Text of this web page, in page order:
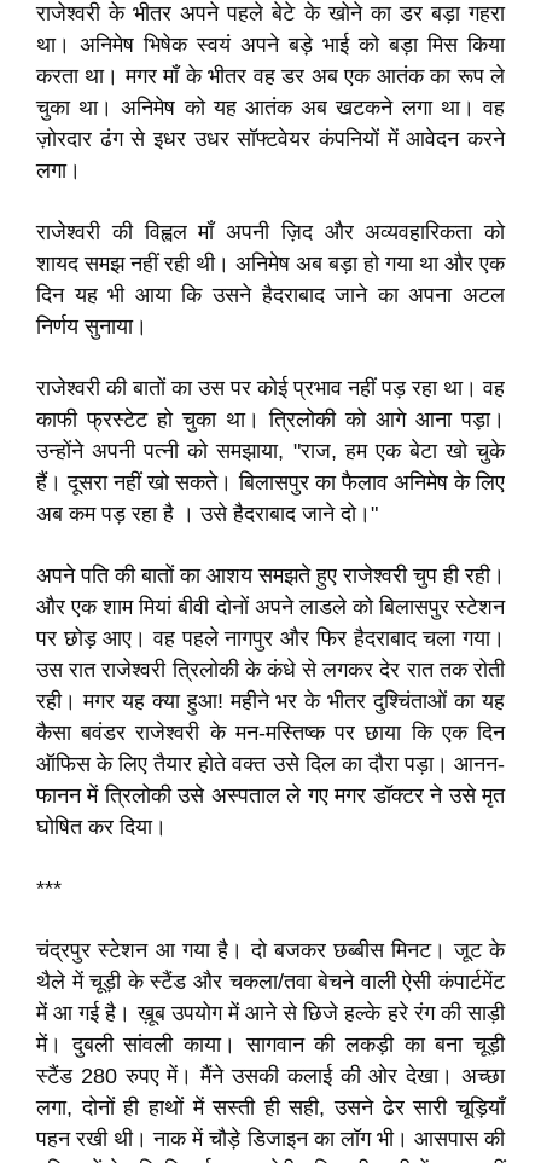
राजेश्वरी के भीतर अपने पहले बेटे के खोने का डर बड़ा गहरा
था। अनिमेष भिषेक स्वयं अपने बड़े भाई को बड़ा मिस किया
करता था। मगर माँ के भीतर वह डर अब एक आतंक का रूप ले
चुका था। अनिमेष को यह आतंक अब खटकने लगा था। वह
ज़ोरदार ढंग से इधर उधर सॉफ्टवेयर कंपनियों में आवेदन करने
लगा।
राजेश्वरी की विह्वल माँ अपनी ज़िद और अव्यवहारिकता को
शायद समझ नहीं रही थी। अनिमेष अब बड़ा हो गया था और एक
दिन यह भी आया कि उसने हैदराबाद जाने का अपना अटल
निर्णय सुनाया।
राजेश्वरी की बातों का उस पर कोई प्रभाव नहीं पड़ रहा था। वह
काफी फ्रस्टेट हो चुका था। त्रिलोकी को आगे आना पड़ा।
उन्होंने अपनी पत्नी को समझाया, "राज, हम एक बेटा खो चुके
हैं। दूसरा नहीं खो सकते। बिलासपुर का फैलाव अनिमेष के लिए
अब कम पड़ रहा है । उसे हैदराबाद जाने दो।"
अपने पति की बातों का आशय समझते हुए राजेश्वरी चुप ही रही।
और एक शाम मियां बीवी दोनों अपने लाडले को बिलासपुर स्टेशन
पर छोड़ आए। वह पहले नागपुर और फिर हैदराबाद चला गया।
उस रात राजेश्वरी त्रिलोकी के कंधे से लगकर देर रात तक रोती
रही। मगर यह क्या हुआ! महीने भर के भीतर दुश्चिंताओं का यह
कैसा बवंडर राजेश्वरी के मन-मस्तिष्क पर छाया कि एक दिन
ऑफिस के लिए तैयार होते वक्त उसे दिल का दौरा पड़ा। आनन-
फानन में त्रिलोकी उसे अस्पताल ले गए मगर डॉक्टर ने उसे मृत
घोषित कर दिया।
***
चंद्रपुर स्टेशन आ गया है। दो बजकर छब्बीस मिनट। जूट के
थैले में चूड़ी के स्टैंड और चकला/तवा बेचने वाली ऐसी कंपार्टमेंट
में आ गई है। ख़ूब उपयोग में आने से छिजे हल्के हरे रंग की साड़ी
में। दुबली सांवली काया। सागवान की लकड़ी का बना चूड़ी
स्टैंड 280 रुपए में। मैंने उसकी कलाई की ओर देखा। अच्छा
लगा, दोनों ही हाथों में सस्ती ही सही, उसने ढेर सारी चूड़ियाँ
पहन रखी थी। नाक में चौड़े डिजाइन का लॉग भी। आसपास की